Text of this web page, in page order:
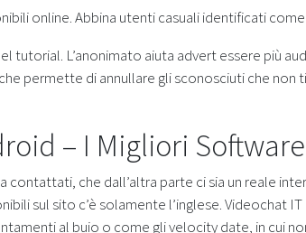
online. Abbina utenti casuali identificati
L’anonimato aiuta advert essere più
permette di annullare gli sconosciuti che
– I Migliori
che dall’altra parte ci sia un reale
sul sito c’è solamente l’inglese. Videochat
al buio o come gli velocity date, in cui